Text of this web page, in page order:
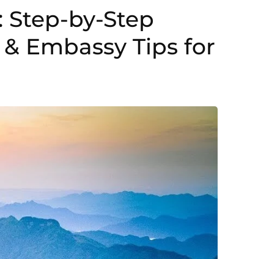
Step-by-Step
Embassy Tips for